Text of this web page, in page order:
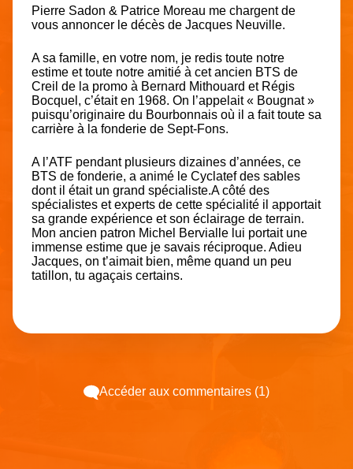
Pierre Sadon & Patrice Moreau me chargent de
vous annoncer le décès de Jacques Neuville.
A sa famille, en votre nom, je redis toute notre
estime et toute notre amitié à cet ancien BTS de
Creil de la promo à Bernard Mithouard et Régis
Bocquel, c’était en 1968. On l’appelait « Bougnat »
puisqu’originaire du Bourbonnais où il a fait toute sa
carrière à la fonderie de Sept-Fons.
A l’ATF pendant plusieurs dizaines d’années, ce
BTS de fonderie, a animé le Cyclatef des sables
dont il était un grand spécialiste.A côté des
spécialistes et experts de cette spécialité il apportait
sa grande expérience et son éclairage de terrain.
Mon ancien patron Michel Bervialle lui portait une
immense estime que je savais réciproque. Adieu
Jacques, on t’aimait bien, même quand un peu
tatillon, tu agaçais certains.
Accéder aux commentaires (1)